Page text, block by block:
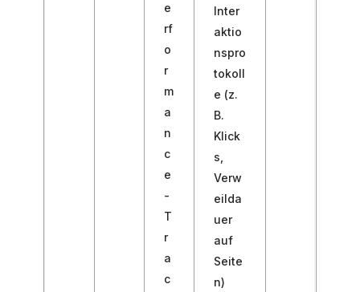
e
rf
o
r
m
a
n
c
e
-
T
r
a
c
Inter
aktio
nspro
tokoll
e (z.
B.
Klick
s,
Verw
eilda
uer
auf
Seite
n)